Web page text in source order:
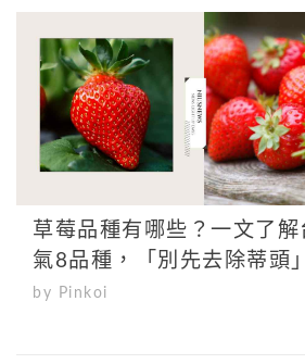
草莓品種有哪些？一文了
氣8品種，「別先去除蒂頭
by Pinkoi